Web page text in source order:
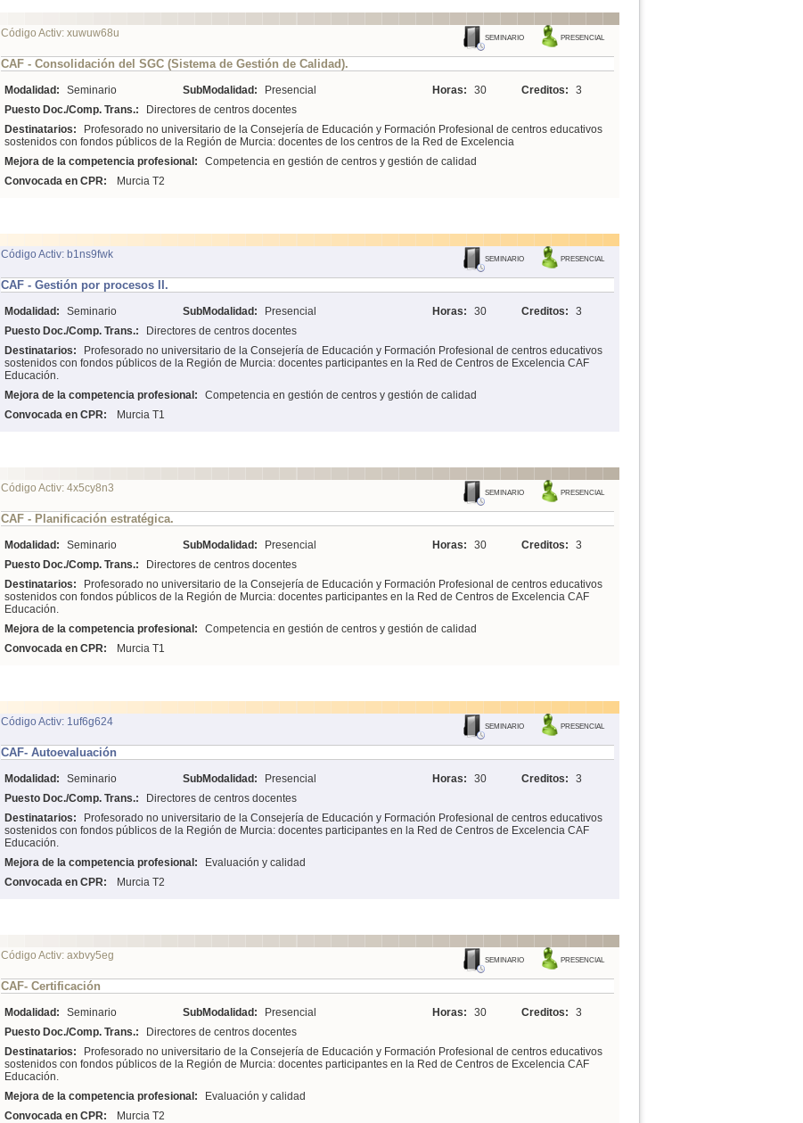
Código Activ: xuwuw68u PRESENCIAL
SEMINARIO
CAF - Consolidación del SGC (Sistema de Gestión de Calidad).
Modalidad: Seminario SubModalidad: Presencial Horas: 30 Creditos:
3
Puesto Doc./Comp. Trans.:
Directores de centros docentes
Destinatarios:
Profesorado no universitario de la Consejería de Educación y Formación Profesional de centros educativos
sostenidos con fondos públicos de la Región de Murcia: docentes de los centros de la Red de Excelencia
Mejora de la competencia profesional:
Competencia en gestión de centros y gestión de calidad
Convocada en CPR:
Murcia T2
Código Activ: b1ns9fwk PRESENCIAL
SEMINARIO
CAF - Gestión por procesos II.
Modalidad: Seminario SubModalidad: Presencial Horas: 30 Creditos:
3
Puesto Doc./Comp. Trans.:
Directores de centros docentes
Destinatarios:
Profesorado no universitario de la Consejería de Educación y Formación Profesional de centros educativos
sostenidos con fondos públicos de la Región de Murcia: docentes participantes en la Red de Centros de Excelencia CAF
Educación.
Mejora de la competencia profesional:
Competencia en gestión de centros y gestión de calidad
Convocada en CPR:
Murcia T1
Código Activ: 4x5cy8n3 PRESENCIAL
SEMINARIO
CAF - Planificación estratégica.
Modalidad: Seminario SubModalidad: Presencial Horas: 30 Creditos:
3
Puesto Doc./Comp. Trans.:
Directores de centros docentes
Destinatarios:
Profesorado no universitario de la Consejería de Educación y Formación Profesional de centros educativos
sostenidos con fondos públicos de la Región de Murcia: docentes participantes en la Red de Centros de Excelencia CAF
Educación.
Mejora de la competencia profesional:
Competencia en gestión de centros y gestión de calidad
Convocada en CPR:
Murcia T1
Código Activ: 1uf6g624 PRESENCIAL
SEMINARIO
CAF- Autoevaluación
Modalidad: Seminario SubModalidad: Presencial Horas: 30 Creditos:
3
Puesto Doc./Comp. Trans.:
Directores de centros docentes
Destinatarios:
Profesorado no universitario de la Consejería de Educación y Formación Profesional de centros educativos
sostenidos con fondos públicos de la Región de Murcia: docentes participantes en la Red de Centros de Excelencia CAF
Educación.
Mejora de la competencia profesional:
Evaluación y calidad
Convocada en CPR:
Murcia T2
Código Activ: axbvy5eg PRESENCIAL
SEMINARIO
CAF- Certificación
Modalidad: Seminario SubModalidad: Presencial Horas: 30 Creditos:
3
Puesto Doc./Comp. Trans.:
Directores de centros docentes
Destinatarios:
Profesorado no universitario de la Consejería de Educación y Formación Profesional de centros educativos
sostenidos con fondos públicos de la Región de Murcia: docentes participantes en la Red de Centros de Excelencia CAF
Educación.
Mejora de la competencia profesional:
Evaluación y calidad
Convocada en CPR:
Murcia T2